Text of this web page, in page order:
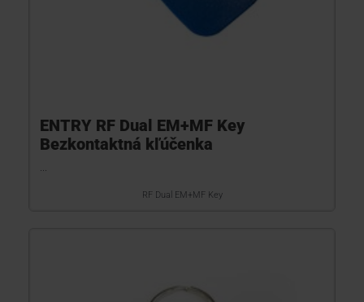
ENTRY RF Dual EM+MF Key
Bezkontaktná kľúčenka
RF Dual EM+MF Key